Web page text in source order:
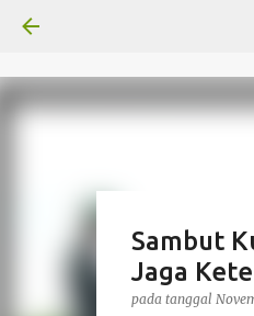
Sambut
Jaga
pada tanggal